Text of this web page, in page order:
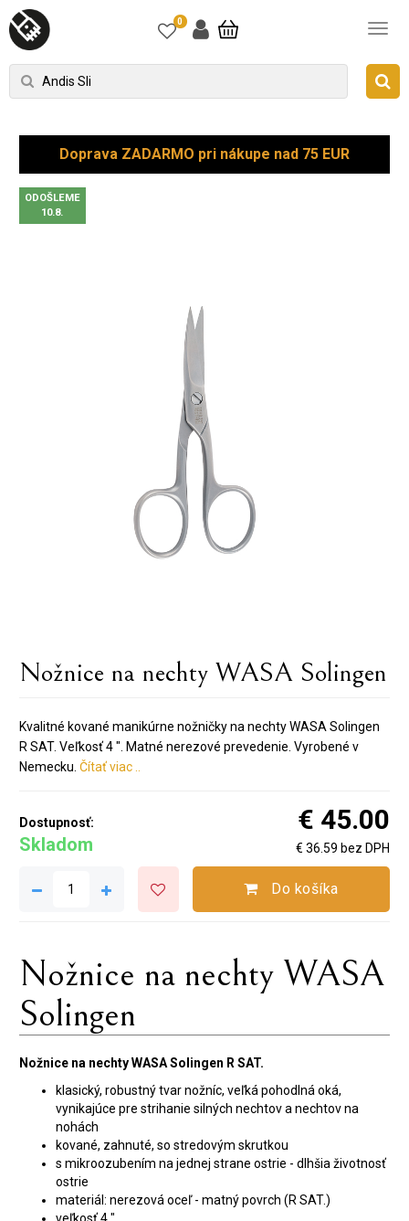
0
Doprava ZADARMO pri nákupe nad 75 EUR
ODOŠLEME
10.8.
Nožnice na nechty WASA Solingen
Kvalitné kované manikúrne nožničky na nechty WASA Solingen
R SAT. Veľkosť 4 ". Matné nerezové prevedenie. Vyrobené v
Nemecku. Čítať viac ..
Dostupnosť:
Skladom
€ 45.00
€ 36.59 bez DPH
Do košíka
Nožnice na nechty WASA
Solingen
Nožnice na nechty WASA Solingen R SAT.
klasický, robustný tvar nožníc, veľká pohodlná oká,
vynikajúce pre strihanie silných nechtov a nechtov na
nohách
kované, zahnuté, so stredovým skrutkou
s mikroozubením na jednej strane ostrie - dlhšia životnosť
ostrie
materiál: nerezová oceľ - matný povrch (R SAT.)